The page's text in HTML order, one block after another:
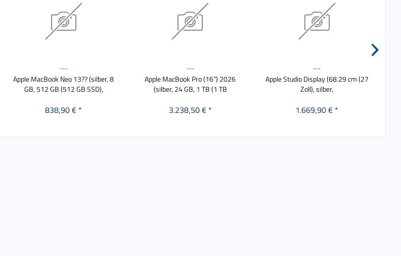
---
Apple MacBook Neo 13?? (silber, 8
GB, 512 GB (512 GB SSD),
838,90 € *
---
Apple MacBook Pro (16") 2026
(silber, 24 GB, 1 TB (1 TB
3.238,50 € *
---
Apple Studio Display (68.29 cm (27
Zoll), silber,
1.669,90 € *